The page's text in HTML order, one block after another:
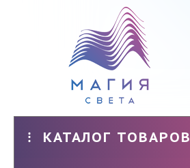
КАТАЛОГ ТОВАРОВ